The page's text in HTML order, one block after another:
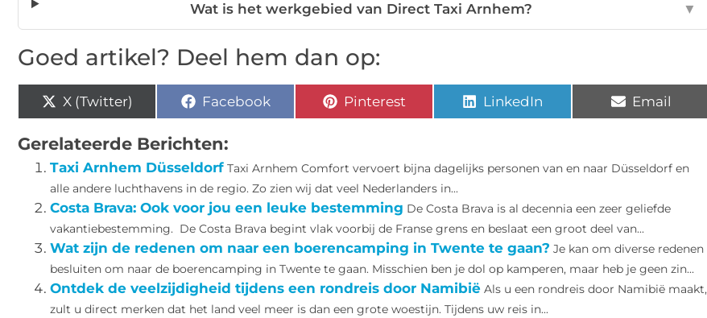
Wat is het werkgebied van Direct Taxi Arnhem? ▼
Goed artikel? Deel hem dan op:
X (Twitter) Facebook Pinterest LinkedIn Email
Gerelateerde Berichten:
Taxi Arnhem Düsseldorf Taxi Arnhem Comfort vervoert bijna dagelijks personen van en naar Düsseldorf en
alle andere luchthavens in de regio. Zo zien wij dat veel Nederlanders in...
Costa Brava: Ook voor jou een leuke bestemming De Costa Brava is al decennia een zeer geliefde
vakantiebestemming. De Costa Brava begint vlak voorbij de Franse grens en beslaat een groot deel van...
Wat zijn de redenen om naar een boerencamping in Twente te gaan? Je kan om diverse redenen
besluiten om naar de boerencamping in Twente te gaan. Misschien ben je dol op kamperen, maar heb je geen zin...
Ontdek de veelzijdigheid tijdens een rondreis door Namibië Als u een rondreis door Namibië maakt,
zult u direct merken dat het land veel meer is dan een grote woestijn. Tijdens uw reis in...